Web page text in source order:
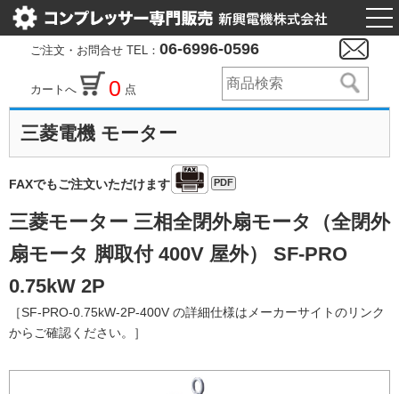
ご注文・お問合せ TEL： 06-6996-0596
カートへ 0 点
三菱電機 モーター
FAXでもご注文いただけます PDF
三菱モーター 三相全閉外扇モータ（全閉外
扇モータ 脚取付 400V 屋外） SF-PRO
0.75kW 2P
［SF-PRO-0.75kW-2P-400V の詳細仕様はメーカーサイトのリンク
からご確認ください。］